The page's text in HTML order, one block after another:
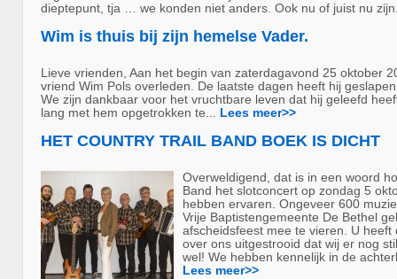
dieptepunt, tja … we konden niet anders. Ook nu of juist nu
Wim is thuis bij zijn hemelse Vader.
Lieve vrienden, Aan het begin van zaterdagavond 25 oktober
vriend Wim Pols overleden. De laatste dagen heeft hij
We zijn dankbaar voor het vruchtbare leven dat hij geleefd
lang met hem opgetrokken te... Lees meer>>
HET COUNTRY TRAIL BAND BOEK IS DICHT
Overweldigend, dat is in een woord
Band het slotconcert op zondag 5
hebben ervaren. Ongeveer 600
Vrije Baptistengemeente De Bethel
afscheidsfeest mee te vieren. U heeft
over ons uitgestrooid dat wij er nog
wel! We hebben kennelijk in de
Lees meer>>